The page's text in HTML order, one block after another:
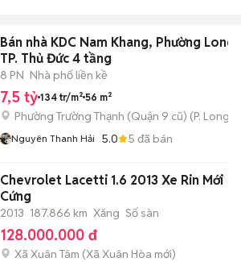
Bán nhà KDC Nam Khang, Phường Long
TP. Thủ Đức 4 tầng
8 PN Nhà phố liền kề
7,5 tỷ 134 tr/m² 56 m²
Phường Trường Thạnh (Quận 9 cũ) (P. Long
Nguyên Thanh Hải 5.0 5 đã bán
Chevrolet Lacetti 1.6 2013 Xe Rin Mới
Cứng
2013 187.866 km Xăng Số sàn
128.000.000 đ
Xã Xuân Tâm (Xã Xuân Hòa mới)